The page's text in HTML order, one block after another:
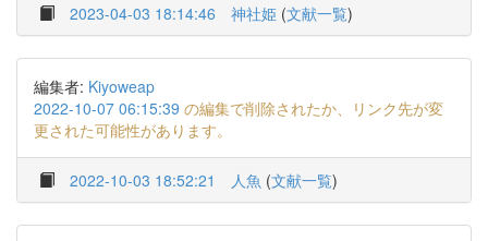
2023-04-03 18:14:46 神社姫 (文献一覧)
編集者: Kiyoweap
2022-10-07 06:15:39 の編集で削除されたか、リンク先が変
更された可能性があります。
2022-10-03 18:52:21 人魚 (文献一覧)